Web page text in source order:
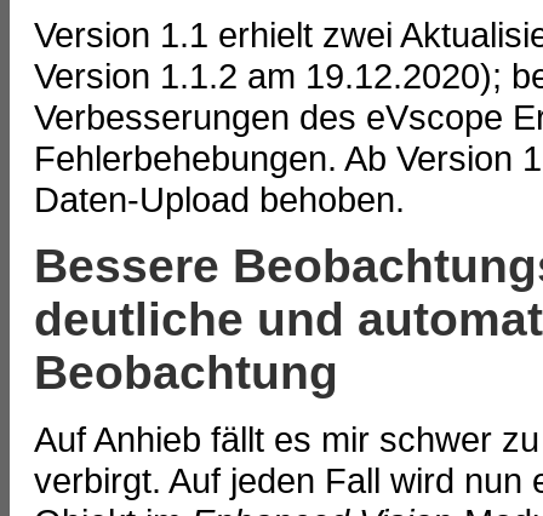
Version 1.1 erhielt zwei
Version 1.1.2 am 19.12.2020);
Verbesserungen des eVscope
Fehlerbehebungen. Ab Version
Daten-Upload behoben.
Bessere
deutliche und
Beobachtung
Auf Anhieb fällt es mir schwer
verbirgt. Auf jeden Fall wird